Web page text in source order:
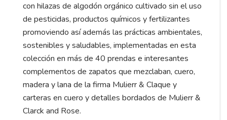
con hilazas de algodón orgánico cultivado sin el uso
de pesticidas, productos químicos y fertilizantes
promoviendo así además las prácticas ambientales,
sostenibles y saludables, implementadas en esta
colección en más de 40 prendas e interesantes
complementos de zapatos que mezclaban, cuero,
madera y lana de la firma Mulierr & Claque y
carteras en cuero y detalles bordados de Mulierr &
Clarck and Rose.